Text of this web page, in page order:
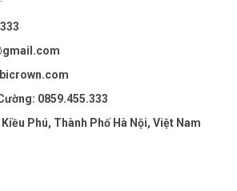
0859.455.333
Kiều Phú, Thành Phố Hà Nội, Việt Nam